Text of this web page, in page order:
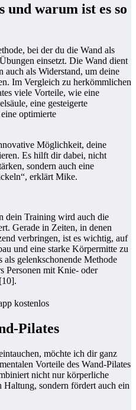
und warum ist es so
bei der du die Wand als
einsetzt. Die Wand dient
auch als Widerstand, um deine
Im Vergleich zu herkömmlichen
viele Vorteile, wie eine
eine gesteigerte
optimierte
Möglichkeit, deine
Es hilft dir dabei, nicht
sondern auch eine
erklärt Mike.
dein Training wird auch die
Gerade in Zeiten, in denen
verbringen, ist es wichtig, auf
und eine starke Körpermitte zu
als gelenkschonende Methode
Personen mit Knie- oder
Pilates
möchte ich dir ganz
Vorteile des Wand-Pilates
nicht nur körperliche
Haltung, sondern fördert auch ein